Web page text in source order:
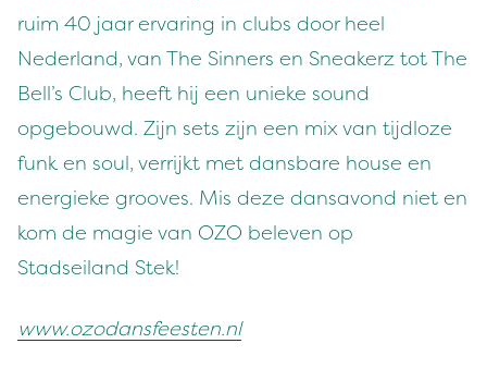
ruim 40 jaar ervaring in clubs door heel
Nederland, van The Sinners en Sneakerz tot The
Bell’s Club, heeft hij een unieke sound
opgebouwd. Zijn sets zijn een mix van tijdloze
funk en soul, verrijkt met dansbare house en
energieke grooves. Mis deze dansavond niet en
kom de magie van OZO beleven op
Stadseiland Stek!
www.ozodansfeesten.nl